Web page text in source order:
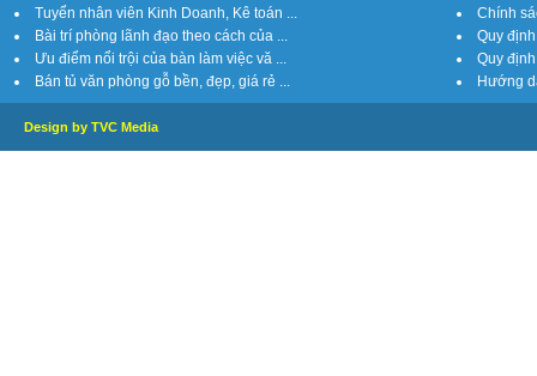
Tuyển nhân viên Kinh Doanh, Kê toán ...
Bài trí phòng lãnh đạo theo cách của ...
Ưu điểm nổi trội của bàn làm việc vă ...
Bán tủ văn phòng gỗ bền, đẹp, giá rẻ ...
Chính
Quy
Quy
Hướng
Design by TVC Media